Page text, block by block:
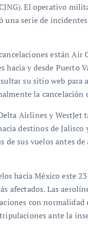
El operativo
una serie de
están Air
hacia y desde Puerto
su sitio web para
la cancelación
Airlines y WestJet
destinos de Jalisco
sus vuelos antes
hacia México este
afectados. Las
con normalidad
ante la